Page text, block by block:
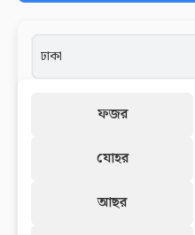
ফজর
যোহর
আছর